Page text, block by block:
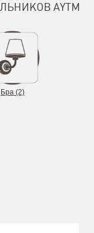
думали о
алюминия, стали и
AYTM
Бра (2)